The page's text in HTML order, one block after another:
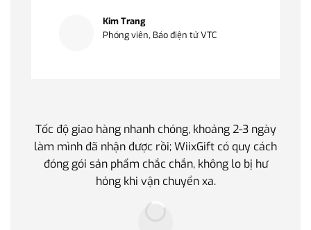
Kim Trang
Phóng viên, Báo điện tử VTC
Tốc độ giao hàng nhanh chóng, khoảng 2-3 ngày
làm mình đã nhận được rồi; WiixGift có quy cách
đóng gói sản phẩm chắc chắn, không lo bị hư
hỏng khi vận chuyển xa.